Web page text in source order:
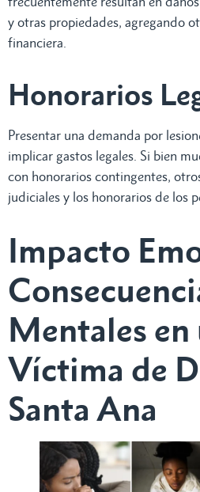
y otras propiedades, agregando
financiera.
Honorarios
Presentar una demanda por
implicar gastos legales. Si bien
con honorarios contingentes,
judiciales y los honorarios de los
Impacto
Mentales en
Víctima de
Santa Ana